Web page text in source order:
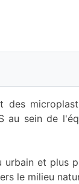
au sein de
et plus
le milieu